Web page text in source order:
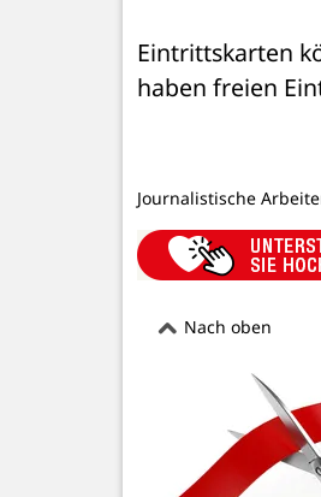
Eintrittskarten
haben freien
Journalistische
Nach oben